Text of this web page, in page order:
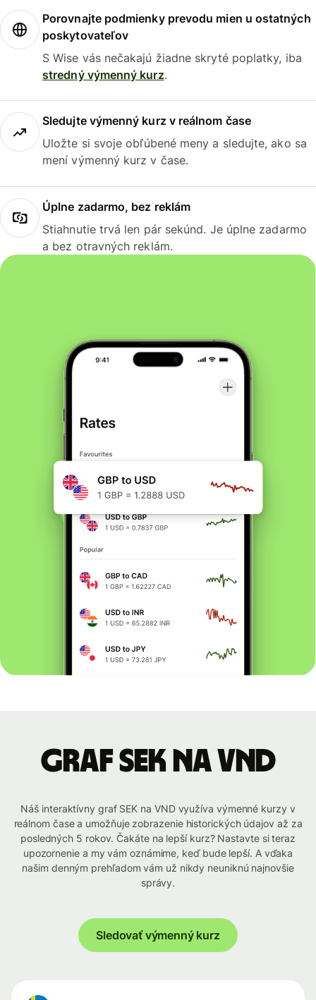
Porovnajte podmienky prevodu mien u ostatných
poskytovateľov
S Wise vás nečakajú žiadne skryté poplatky, iba
stredný výmenný kurz.
Sledujte výmenný kurz v reálnom čase
Uložte si svoje obľúbené meny a sledujte, ako sa
mení výmenný kurz v čase.
Úplne zadarmo, bez reklám
Stiahnutie trvá len pár sekúnd. Je úplne zadarmo
a bez otravných reklám.
graf SEK na VND
Náš interaktívny graf SEK na VND využíva výmenné kurzy v
reálnom čase a umožňuje zobrazenie historických údajov až za
posledných 5 rokov. Čakáte na lepší kurz? Nastavte si teraz
upozornenie a my vám oznámime, keď bude lepší. A vďaka
našim denným prehľadom vám už nikdy neuniknú najnovšie
správy.
Sledovať výmenný kurz